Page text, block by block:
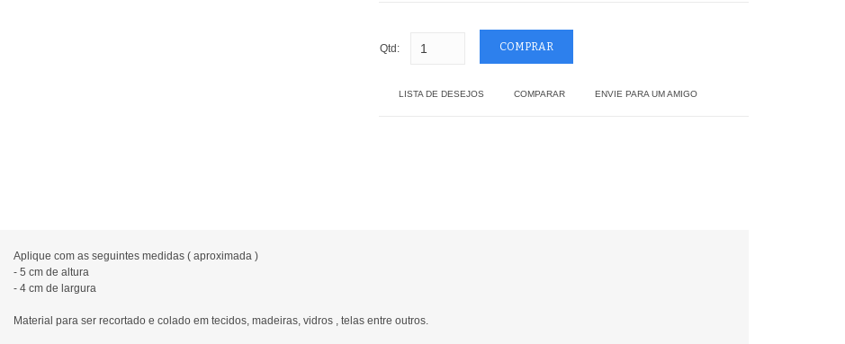
Qtd:
LISTA DE DESEJOS COMPARAR ENVIE PARA UM AMIGO
Aplique com as seguintes medidas ( aproximada )
- 5 cm de altura
- 4 cm de largura
Material para ser recortado e colado em tecidos, madeiras, vidros , telas entre outros.